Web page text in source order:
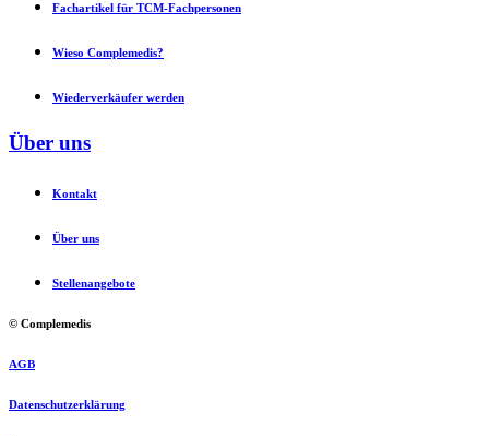
Fachartikel für TCM-Fachpersonen
Wieso Complemedis?
Wiederverkäufer werden
Über uns
Kontakt
Über uns
Stellenangebote
© Complemedis
AGB
Datenschutzerklärung